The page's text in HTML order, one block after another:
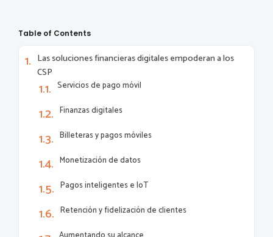
Table of Contents
Las soluciones financieras digitales empoderan a los
CSP
Servicios de pago móvil
Finanzas digitales
Billeteras y pagos móviles
Monetización de datos
Pagos inteligentes e IoT
Retención y fidelización de clientes